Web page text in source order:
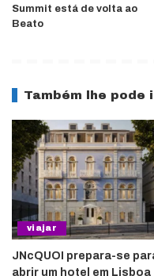
Summit está de volta ao
Beato
Também lhe pode
viajar
JNcQUOI prepara-se
abrir um hotel em Lisboa